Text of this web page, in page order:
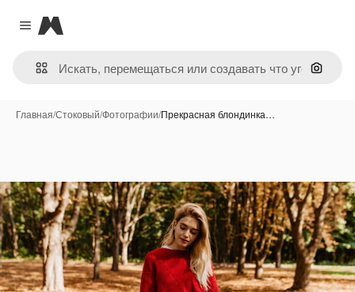
Close menu
Magnific
Поиск
Главная/Стоковый/Фотографии/Прекрасная блондинка…